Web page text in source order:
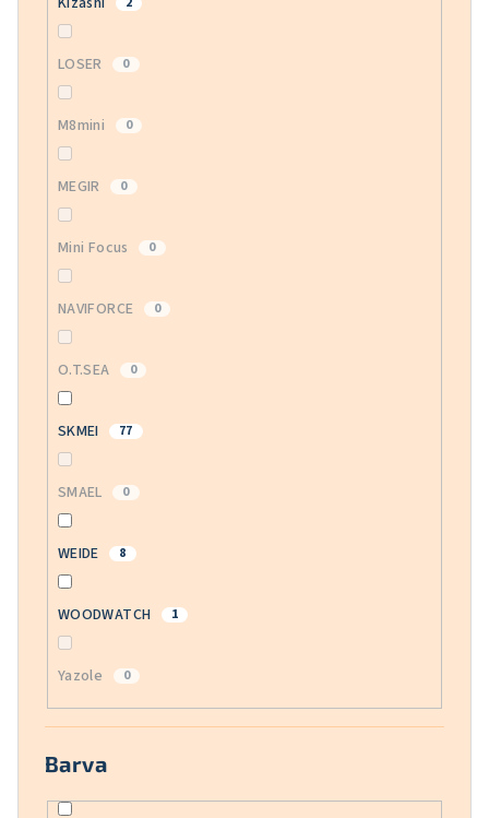
LOSER 0
M8mini 0
MEGIR 0
Mini Focus 0
NAVIFORCE 0
O.T.SEA 0
SKMEI 77
SMAEL 0
WEIDE 8
WOODWATCH 1
Yazole 0
Barva